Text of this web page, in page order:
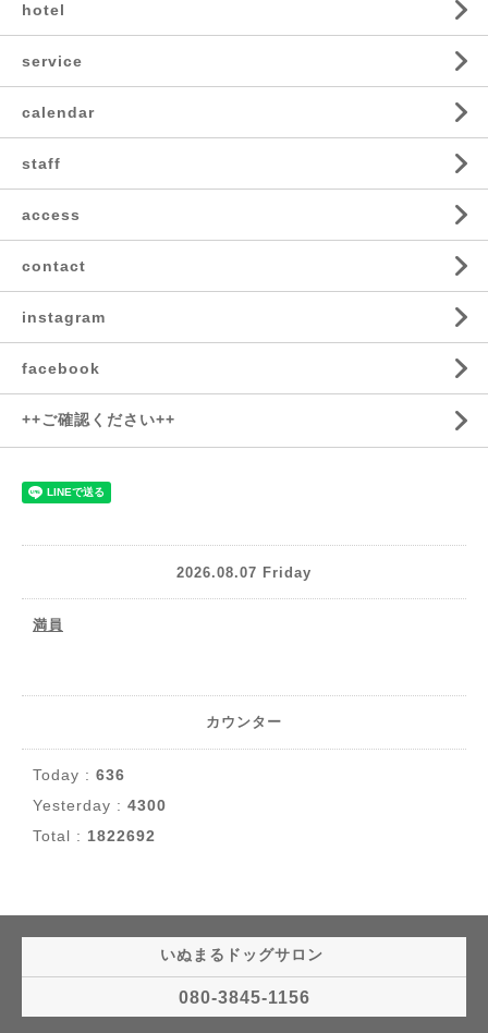
hotel
service
calendar
staff
access
contact
instagram
facebook
++ご確認ください++
2026.08.07 Friday
満員
カウンター
Today : 636
Yesterday : 4300
Total : 1822692
いぬまるドッグサロン
080-3845-1156